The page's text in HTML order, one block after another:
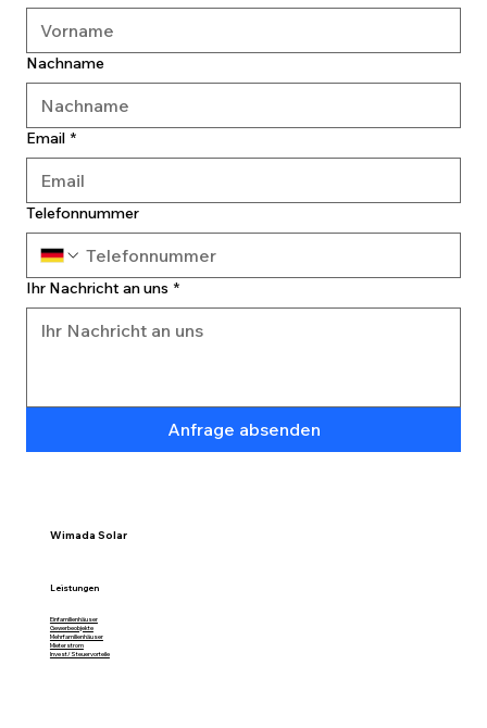
Nachname
Email *
Telefonnummer
Ihr Nachricht an uns *
Anfrage absenden
Wimada Solar
Leistungen
Einfamilienhäuser
Gewerbeobjekte
Mehrfamilienhäuser
Mieterstrom
Invest/Steuervorteile